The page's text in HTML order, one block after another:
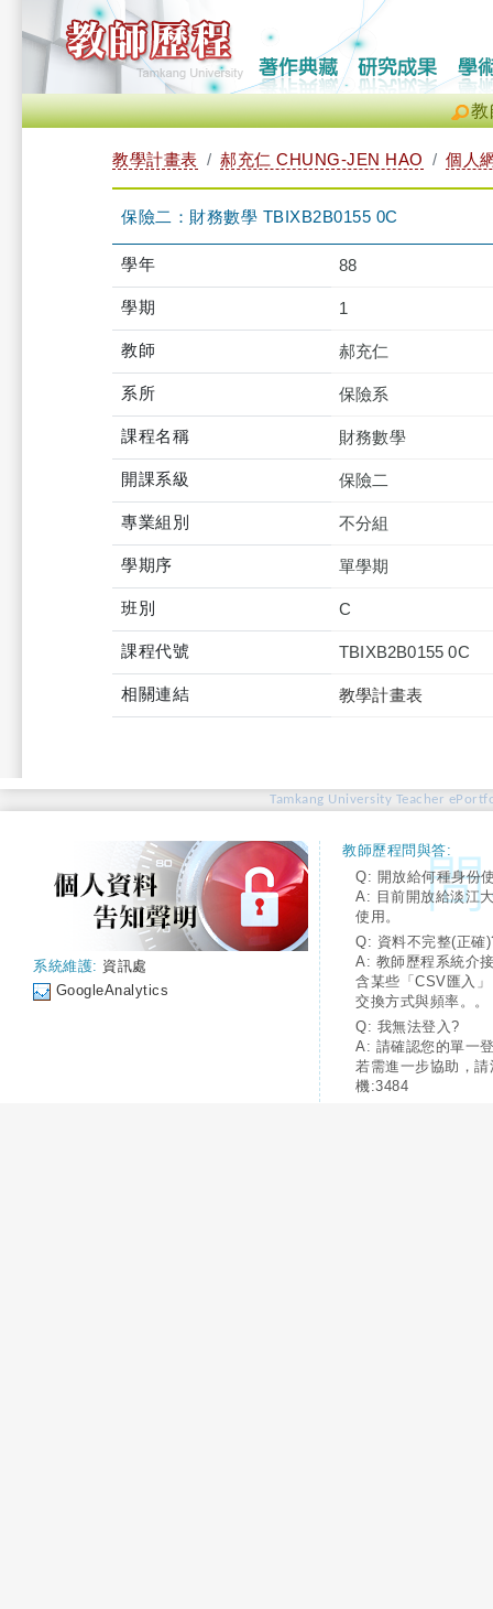
教
教學計畫表 郝充仁 CHUNG-JEN HAO 個人
保險二：財務數學 TBIXB2B0155 0C
學年 88
學期 1
教師 郝充仁
系所 保險系
課程名稱 財務數學
開課系級 保險二
專業組別 不分組
學期序 單學期
班別 C
課程代號 TBIXB2B0155 0C
相關連結 教學計畫表
Tamkang University Teacher
系統維護: 資訊處
GoogleAnalytics
教師歷程問與答:
Q: 開放給何種身份
A: 目前開放給淡江
使用。
Q: 資料不完整(正確
A: 教師歷程系統介
含某些「CSV匯入
交換方式與頻率。。
Q: 我無法登入?
A: 請確認您的單一
若需進一步協助，
機:3484